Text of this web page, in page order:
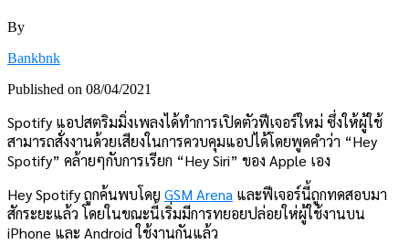
By
Bankbnk
Published on 08/04/2021
Spotify แอปสตริมมิ่งเพลงได้ทำการเปิดตัวฟีเจอร์ใหม่ ซึ่งให้ผู้ใช้
สามารถสั่งงานด้วยเสียงในการควบคุมแอปได้โดยพูดคำว่า “Hey
Spotify” คล้ายๆกับการเรียก “Hey Siri” ของ Apple เอง
Hey Spotify ถูกค้นพบโดย GSM Arena และฟีเจอร์นี้ถูกทดสอบมา
สักระยะแล้ว โดยในขณะนี้เริ่มมีการทยอยปล่อยให่ผู้ใช้งานบน
iPhone และ Android ใช้งานกันแล้ว